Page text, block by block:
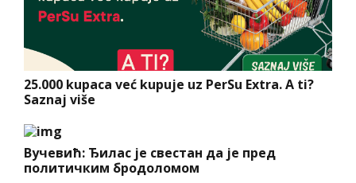
25.000 kupaca već kupuje uz PerSu Extra. A ti?
Saznaj više
Вучевић: Ђилас је свестан да је пред
политичким бродоломом